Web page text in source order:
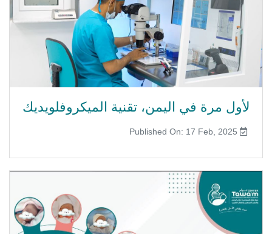
لأول مرة في اليمن، تقنية الميكروفلويديك